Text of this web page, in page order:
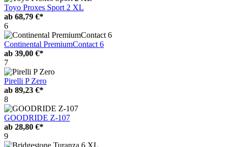
Toyo Proxes Sport 2 XL
ab 68,79 €*
6
Continental PremiumContact 6
ab 39,00 €*
7
Pirelli P Zero
ab 89,23 €*
8
GOODRIDE Z-107
ab 28,80 €*
9